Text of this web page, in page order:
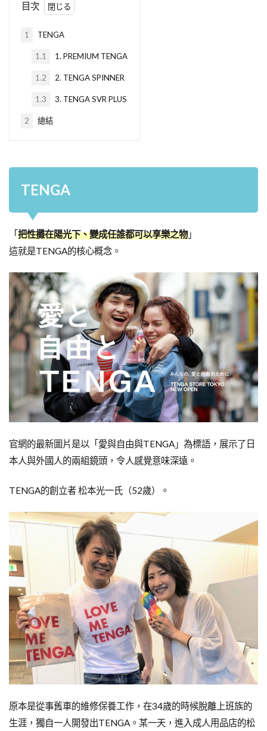
目次
1 TENGA
1.1 1. PREMIUM TENGA
1.2 2. TENGA SPINNER
1.3 3. TENGA SVR PLUS
2 總結
TENGA
「把性攤在陽光下、變成任誰都可以享樂之物」
這就是TENGA的核心概念。
官網的最新圖片是以「愛與自由與TENGA」為標語，展示了日
本人與外國人的兩組鏡頭，令人感覺意味深遠。
TENGA的創立者 松本光一氏（52歲）。
原本是從事舊車的維修保養工作，在34歲的時候脫離上班族的
生涯，獨自一人開發出TENGA。某一天，進入成人用品店的松